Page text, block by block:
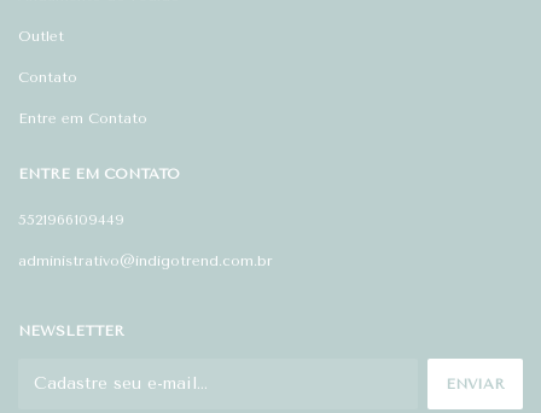
Outlet
Contato
Entre em Contato
ENTRE EM CONTATO
5521966109449
administrativo@indigotrend.com.br
NEWSLETTER